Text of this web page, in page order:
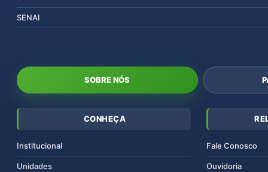
SENAI
SOBRE NÓS
CONHEÇA
Institucional
Unidades
Fale Conosco
Ouvidoria